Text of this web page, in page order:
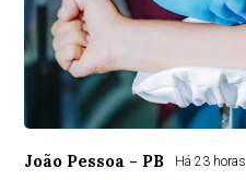
João Pessoa - PB Há 23 horas